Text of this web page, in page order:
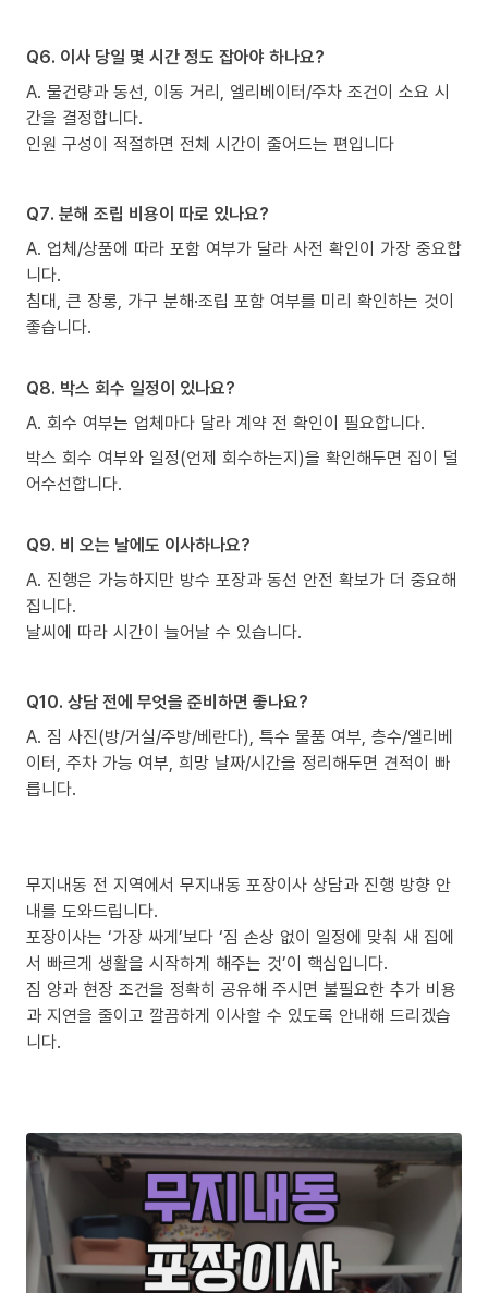
Q6. 이사 당일 몇 시간 정도 잡아야 하나요?
A. 물건량과 동선, 이동 거리, 엘리베이터/주차 조건이 소요 시
간을 결정합니다.
인원 구성이 적절하면 전체 시간이 줄어드는 편입니다
Q7. 분해 조립 비용이 따로 있나요?
A. 업체/상품에 따라 포함 여부가 달라 사전 확인이 가장 중요합
니다.
침대, 큰 장롱, 가구 분해·조립 포함 여부를 미리 확인하는 것이
좋습니다.
Q8. 박스 회수 일정이 있나요?
A. 회수 여부는 업체마다 달라 계약 전 확인이 필요합니다.
박스 회수 여부와 일정(언제 회수하는지)을 확인해두면 집이 덜
어수선합니다.
Q9. 비 오는 날에도 이사하나요?
A. 진행은 가능하지만 방수 포장과 동선 안전 확보가 더 중요해
집니다.
날씨에 따라 시간이 늘어날 수 있습니다.
Q10. 상담 전에 무엇을 준비하면 좋나요?
A. 짐 사진(방/거실/주방/베란다), 특수 물품 여부, 층수/엘리베
이터, 주차 가능 여부, 희망 날짜/시간을 정리해두면 견적이 빠
릅니다.
무지내동 전 지역에서 무지내동 포장이사 상담과 진행 방향 안
내를 도와드립니다.
포장이사는 ‘가장 싸게’보다 ‘짐 손상 없이 일정에 맞춰 새 집에
서 빠르게 생활을 시작하게 해주는 것’이 핵심입니다.
짐 양과 현장 조건을 정확히 공유해 주시면 불필요한 추가 비용
과 지연을 줄이고 깔끔하게 이사할 수 있도록 안내해 드리겠습
니다.